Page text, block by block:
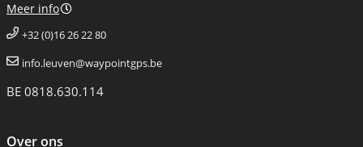
Meer info
+32 (0)16 26 22 80
info.leuven@waypointgps.be
BE 0818.630.114
Over ons